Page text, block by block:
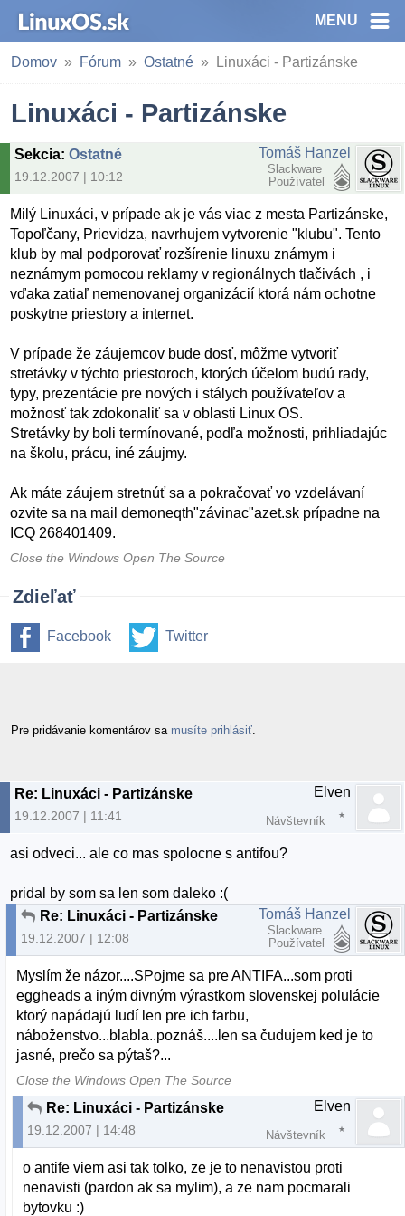
MENU
Domov Fórum Ostatné Linuxáci - Partizánske
Linuxáci - Partizánske
Sekcia: Ostatné
19.12.2007 | 10:12
Tomáš Hanzel
Slackware
Používateľ
Milý Linuxáci, v prípade ak je vás viac z mesta Partizánske,
Topoľčany, Prievidza, navrhujem vytvorenie "klubu". Tento
klub by mal podporovať rozšírenie linuxu známym i
neznámym pomocou reklamy v regionálnych tlačivách , i
vďaka zatiaľ nemenovanej organizácií ktorá nám ochotne
poskytne priestory a internet.
V prípade že záujemcov bude dosť, môžme vytvoriť
stretávky v týchto priestoroch, ktorých účelom budú rady,
typy, prezentácie pre nových i stálych používateľov a
možnosť tak zdokonaliť sa v oblasti Linux OS.
Stretávky by boli termínované, podľa možnosti, prihliadajúc
na školu, prácu, iné záujmy.
Ak máte záujem stretnúť sa a pokračovať vo vzdelávaní
ozvite sa na mail demoneqth"závinac"azet.sk prípadne na
ICQ 268401409.
Close the Windows Open The Source
Zdieľať
Facebook Twitter
Pre pridávanie komentárov sa musíte prihlásiť
Re: Linuxáci - Partizánske
19.12.2007 | 11:41
Elven
Návštevník
asi odveci... ale co mas spolocne s antifou?
pridal by som sa len som daleko :(
Re: Linuxáci - Partizánske
19.12.2007 | 12:08
Tomáš Hanzel
Slackware
Používateľ
Myslím že názor....SPojme sa pre ANTIFA...som proti
eggheads a iným divným výrastkom slovenskej polulácie
ktorý napádajú ludí len pre ich farbu,
náboženstvo...blabla..poznáš....len sa čudujem ked je to
jasné, prečo sa pýtaš?...
Close the Windows Open The Source
Re: Linuxáci - Partizánske
19.12.2007 | 14:48
Elven
Návštevník
o antife viem asi tak tolko, ze je to nenavistou proti
nenavisti (pardon ak sa mylim), a ze nam pocmarali
bytovku :)